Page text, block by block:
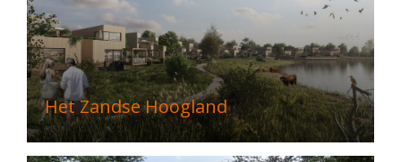
Het Zandse Hoogland